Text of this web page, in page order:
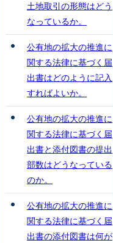
土地取引の形態はどう
なっているか。
公有地の拡大の推進に
関する法律に基づく届
出書はどのように記入
すればよいか。
公有地の拡大の推進に
関する法律に基づく届
出書と添付図書の提出
部数はどうなっている
のか。
公有地の拡大の推進に
関する法律に基づく届
出書の添付図書は何が